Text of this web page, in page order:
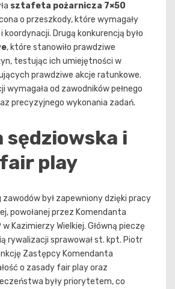
sztafeta pożarnicza 7×50
o przeszkody, które wymagały
koordynacji. Drugą konkurencją było
, które stanowiło prawdziwe
testując ich umiejętności w
prawdziwe akcje ratunkowe.
wymagała od zawodników pełnego
precyzyjnego wykonania zadań.
sędziowska i
play
zawodów był zapewniony dzięki pracy
powołanej przez Komendanta
Kazimierzy Wielkiej. Główną pieczę
rywalizacji sprawował st. kpt. Piotr
Zastępcy Komendanta
o zasady fair play oraz
były priorytetem, co